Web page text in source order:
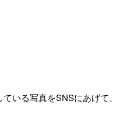
いる写真をSNSにあげて、